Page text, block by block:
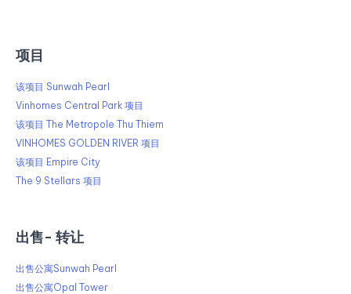
项目
该项目 Sunwah Pearl
Vinhomes Central Park 项目
该项目 The Metropole Thu Thiem
VINHOMES GOLDEN RIVER 项目
该项目 Empire City
The 9 Stellars 项目
出售​​- 转让
出售公寓Sunwah Pearl
出售公寓Opal Tower